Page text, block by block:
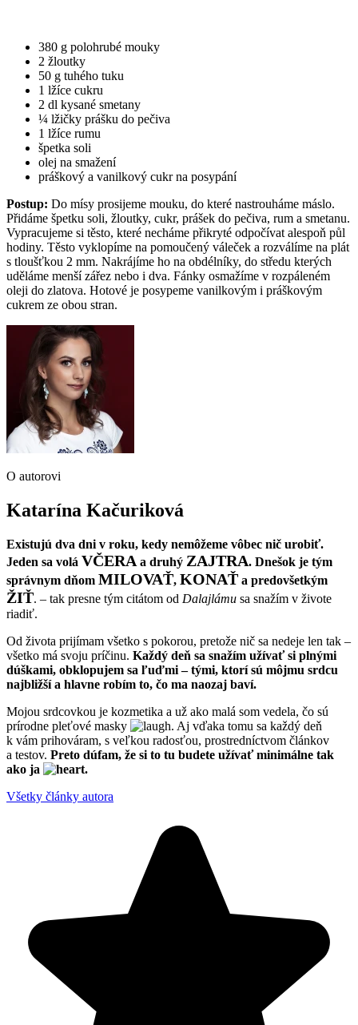
380 g polohrubé mouky
2 žloutky
50 g tuhého tuku
1 lžíce cukru
2 dl kysané smetany
¼ lžičky prášku do pečiva
1 lžíce rumu
špetka soli
olej na smažení
práškový a vanilkový cukr na posypání
Postup: Do mísy prosijeme mouku, do které nastrouháme máslo.
Přidáme špetku soli, žloutky, cukr, prášek do pečiva, rum a smetanu.
Vypracujeme si těsto, které necháme přikryté odpočívat alespoň půl
hodiny. Těsto vyklopíme na pomoučený váleček a rozválíme na plát
s tloušťkou 2 mm. Nakrájíme ho na obdélníky, do středu kterých
uděláme menší zářez nebo i dva. Fánky osmažíme v rozpáleném
oleji do zlatova. Hotové je posypeme vanilkovým i práškovým
cukrem ze obou stran.
O autorovi
Katarína Kačuriková
Existujú dva dni v roku, kedy nemôžeme vôbec nič urobiť.
Jeden sa volá VČERA a druhý ZAJTRA. Dnešok je tým
správnym dňom MILOVAŤ, KONAŤ a predovšetkým
ŽIŤ. – tak presne tým citátom od Dalajlámu sa snažím v živote
riadiť.
Od života prijímam všetko s pokorou, pretože nič sa nedeje len tak –
všetko má svoju príčinu. Každý deň sa snažím užívať si plnými
dúškami, obklopujem sa ľuďmi – tými, ktorí sú môjmu srdcu
najbližší a hlavne robím to, čo ma naozaj baví.
Mojou srdcovkou je kozmetika a už ako malá som vedela, čo sú
prírodne pleťové masky
. Aj vďaka tomu sa každý deň
k vám prihováram, s veľkou radosťou, prostredníctvom článkov
a testov. Preto dúfam, že si to tu budete užívať minimálne tak
ako ja
.
Všetky články autora